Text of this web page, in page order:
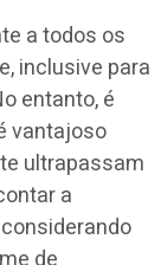
a todos os
inclusive para
entanto, é
vantajoso
ultrapassam
a